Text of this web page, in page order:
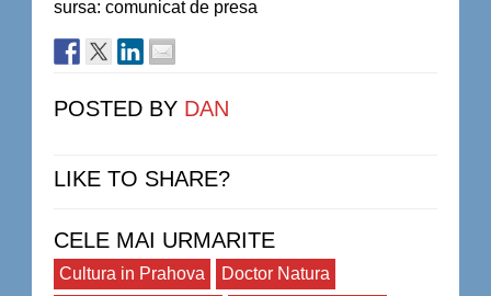
sursa: comunicat de presa
POSTED BY DAN
LIKE TO SHARE?
CELE MAI URMARITE
Cultura in Prahova
Doctor Natura